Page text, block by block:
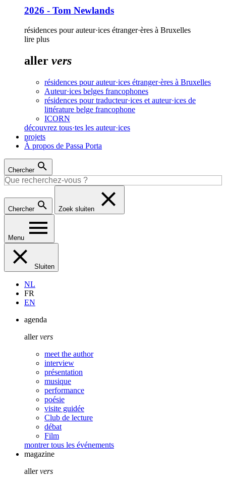
2026 - Tom Newlands
résidences pour auteur·ices étranger·ères à Bruxelles
lire plus
aller vers
résidences pour auteur·ices étranger·ères à Bruxelles
Auteur·ices belges francophones
résidences pour traducteur·ices et auteur·ices de
littérature belge francophone
ICORN
découvrez tous·tes les auteur·ices
projets
À propos de Passa Porta
Chercher
Chercher Zoek sluiten
Menu
Sluiten
NL
FR
EN
agenda
allervers
meet the author
interview
présentation
musique
performance
poésie
visite guidée
Club de lecture
débat
Film
montrer tous les événements
magazine
allervers